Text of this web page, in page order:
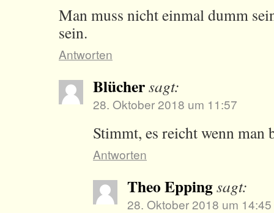
Man muss nicht einmal dumm
sein.
Antworten
Blüchersagt:
28. Oktober 2018 um 11:57
Stimmt, es reicht wenn
Antworten
Theo Eppingsagt:
28. Oktober 2018 um 14:45